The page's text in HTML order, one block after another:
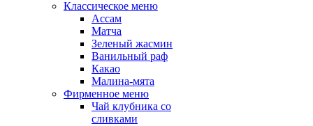
Классическое меню
Ассам
Матча
Зеленый жасмин
Ванильный раф
Какао
Малина-мята
Фирменное меню
Чай клубника со
сливками